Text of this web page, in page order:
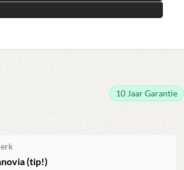
10 Jaar Garantie
(tip!)